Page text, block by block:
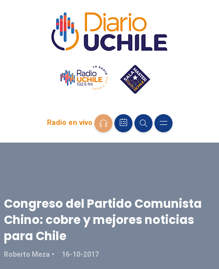
Radio en vivo
Congreso del Partido Comunista
Chino: cobre y mejores noticias
para Chile
Roberto Meza 16-10-2017